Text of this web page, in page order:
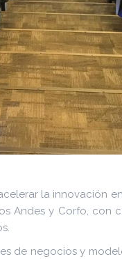
la innovación
Andes y Corfo, con
de negocios y